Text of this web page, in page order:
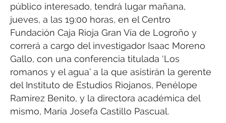
público interesado, tendrá lugar mañana,
jueves, a las 19:00 horas, en el Centro
Fundación Caja Rioja Gran Vía de Logroño y
correrá a cargo del investigador Isaac Moreno
Gallo, con una conferencia titulada ‘Los
romanos y el agua’ a la que asistirán la gerente
del Instituto de Estudios Riojanos, Penélope
Ramírez Benito, y la directora académica del
mismo, María Josefa Castillo Pascual.